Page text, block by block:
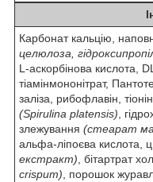
Карбонат кальцію,
целюлоза,
L-аскорбінова кислота,
тіамінмононітрат,
заліза, рибофлавін,
(Spirulina platensis) ,
злежування (стеарат
альфа-ліпоєва кислота,
екстракт) , бітартрат
crispum) , порошок